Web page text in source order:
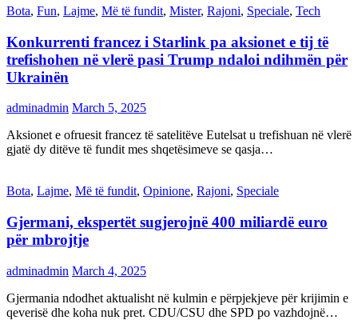
Bota, Fun, Lajme, Më të fundit, Mister, Rajoni, Speciale, Tech
Konkurrenti francez i Starlink pa aksionet e tij të
trefishohen në vlerë pasi Trump ndaloi ndihmën për
Ukrainën
adminadmin March 5, 2025
Aksionet e ofruesit francez të satelitëve Eutelsat u trefishuan në vlerë
gjatë dy ditëve të fundit mes shqetësimeve se qasja…
Bota, Lajme, Më të fundit, Opinione, Rajoni, Speciale
Gjermani, ekspertët sugjerojnë 400 miliardë euro
për mbrojtje
adminadmin March 4, 2025
Gjermania ndodhet aktualisht në kulmin e përpjekjeve për krijimin e
qeverisë dhe koha nuk pret. CDU/CSU dhe SPD po vazhdojnë…